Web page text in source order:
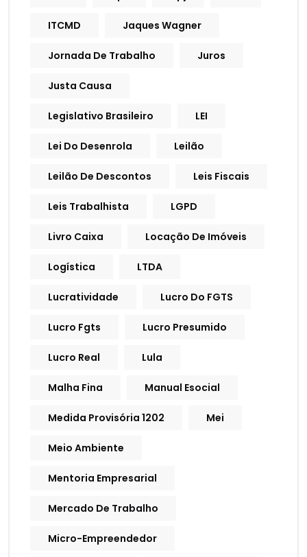
ITCMD Jaques Wagner
Jornada De Trabalho Juros
Justa Causa
Legislativo Brasileiro LEI
Lei Do Desenrola Leilão
Leilão De Descontos Leis Fiscais
Leis Trabalhista LGPD
Livro Caixa Locação De Imóveis
Logística LTDA
Lucratividade Lucro Do FGTS
Lucro Fgts Lucro Presumido
Lucro Real Lula
Malha Fina Manual Esocial
Medida Provisória 1202 Mei
Meio Ambiente
Mentoria Empresarial
Mercado De Trabalho
Micro-Empreendedor